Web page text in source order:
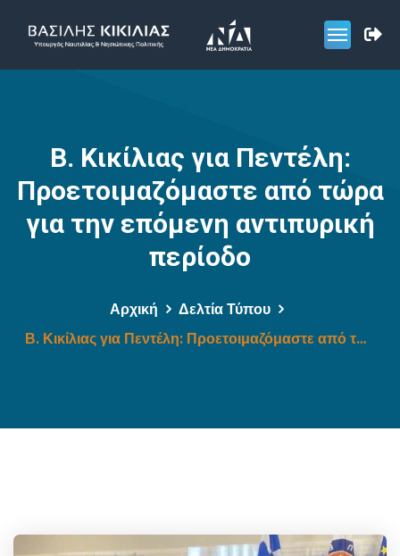
Β. Κικίλιας για Πεντέλη:
Προετοιμαζόμαστε από τώρα
για την επόμενη αντιπυρική
περίοδο
Αρχική
Δελτία Τύπου
Β. Κικίλιας για Πεντέλη: Προετοιμαζόμαστε από τώρα για την επόμενη αντιπυρική περίοδο